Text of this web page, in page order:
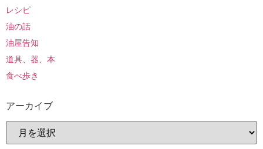
レシピ
油の話
油屋告知
道具、器、本
食べ歩き
アーカイブ